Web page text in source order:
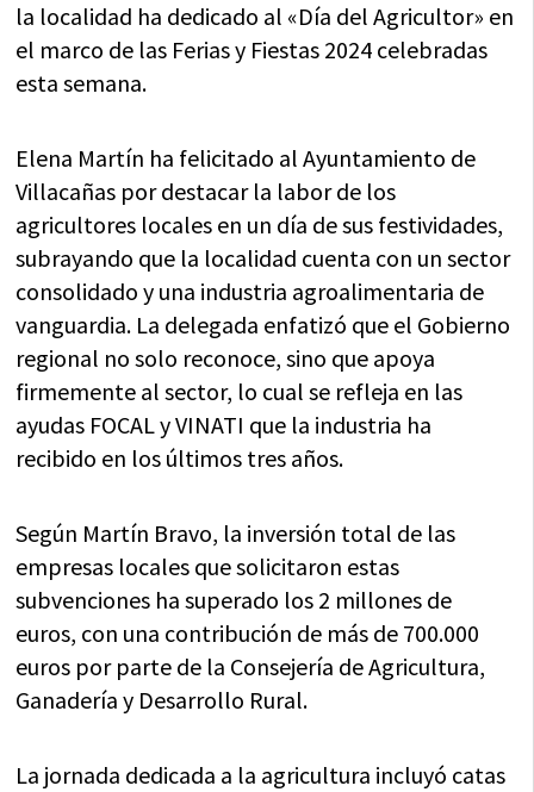
la localidad ha dedicado al «Día del Agricultor» en
el marco de las Ferias y Fiestas 2024 celebradas
esta semana.
Elena Martín ha felicitado al Ayuntamiento de
Villacañas por destacar la labor de los
agricultores locales en un día de sus festividades,
subrayando que la localidad cuenta con un sector
consolidado y una industria agroalimentaria de
vanguardia. La delegada enfatizó que el Gobierno
regional no solo reconoce, sino que apoya
firmemente al sector, lo cual se refleja en las
ayudas FOCAL y VINATI que la industria ha
recibido en los últimos tres años.
Según Martín Bravo, la inversión total de las
empresas locales que solicitaron estas
subvenciones ha superado los 2 millones de
euros, con una contribución de más de 700.000
euros por parte de la Consejería de Agricultura,
Ganadería y Desarrollo Rural.
La jornada dedicada a la agricultura incluyó catas